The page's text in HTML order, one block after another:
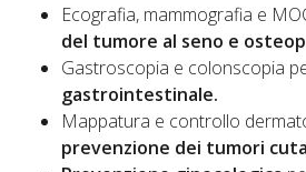
Ecografia, mammografia e
del tumore al seno e
Gastroscopia e colonscopia
gastrointestinale.
Mappatura e controllo
prevenzione dei tumori